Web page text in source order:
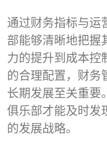
通过财务指标与运
部能够清晰地把握
力的提升到成本控
的合理配置，财务
长期发展至关重要
俱乐部才能及时发
的发展战略。